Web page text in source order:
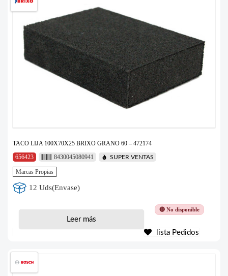
TACO LIJA 100X70X25 BRIXO GRANO 60 – 472174
656423
8430045080941 SUPER VENTAS
Marcas Propias
12 Uds(Envase)
🔴 No disponible
Leer más
lista Pedidos